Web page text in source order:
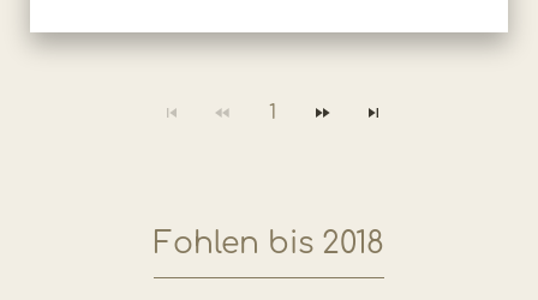
1
Fohlen bis 2018